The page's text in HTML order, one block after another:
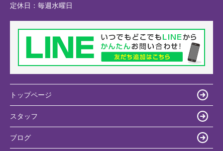
定休日： 毎週水曜日
トップページ
スタッフ
ブログ